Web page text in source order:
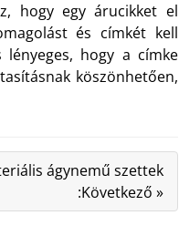
hogy egy árucikket el
és címkét kell
lényeges, hogy a címke
köszönhetően,
ágynemű szettek
:Következő »